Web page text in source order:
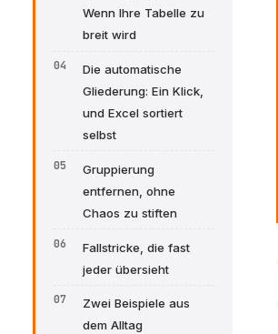
Wenn Ihre Tabelle zu
breit wird
Die automatische
Gliederung: Ein Klick,
und Excel sortiert
selbst
Gruppierung
entfernen, ohne
Chaos zu stiften
Fallstricke, die fast
jeder übersieht
Zwei Beispiele aus
dem Alltag